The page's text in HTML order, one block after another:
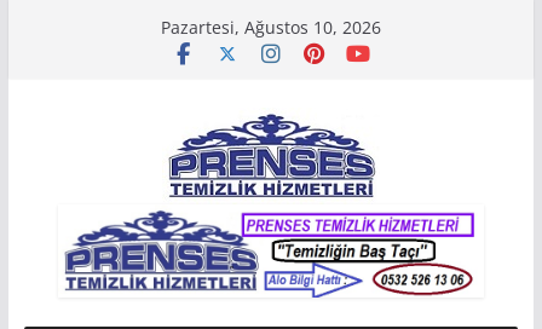
Pazartesi, Ağustos 10, 2026